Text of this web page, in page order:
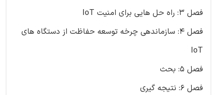
فصل 3: راه حل هایی برای امنیت IoT
فصل 4: سازماندهی چرخه توسعه حفاظت از دستگاه های
IoT
فصل 5: بحث
فصل 6: نتیجه گیری